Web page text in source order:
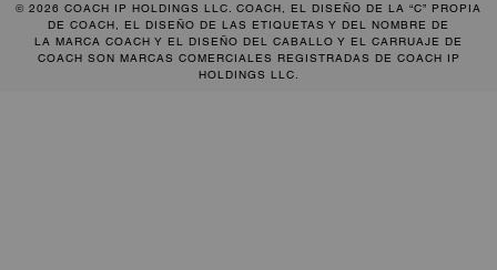
© 2026 COACH IP HOLDINGS LLC. COACH, EL DISEÑO DE LA “C” PROPIA
DE COACH, EL DISEÑO DE LAS ETIQUETAS Y DEL NOMBRE DE
LA MARCA COACH Y EL DISEÑO DEL CABALLO Y EL CARRUAJE DE
COACH SON MARCAS COMERCIALES REGISTRADAS DE COACH IP
HOLDINGS LLC.